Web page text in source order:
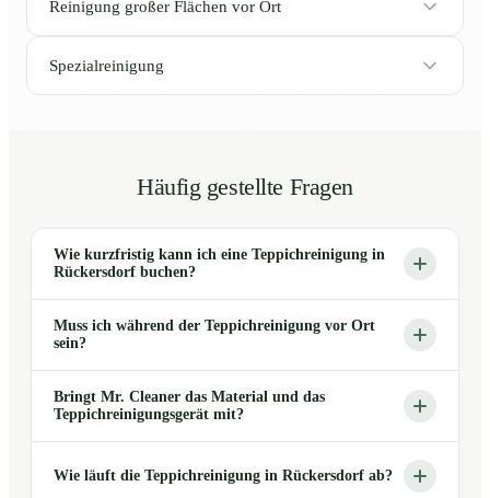
Reinigung großer Flächen vor Ort
Spezialreinigung
Häufig gestellte Fragen
Wie kurzfristig kann ich eine Teppichreinigung in
Rückersdorf buchen?
Muss ich während der Teppichreinigung vor Ort
sein?
Bringt Mr. Cleaner das Material und das
Teppichreinigungsgerät mit?
Wie läuft die Teppichreinigung in Rückersdorf ab?